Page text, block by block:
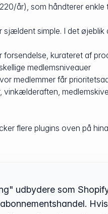
år), som håndterer enkle
simple. I det øjeblik
kurateret af
medlemsniveauer
medlemmer får
vinkælderaften,
flere plugins oven på
udbydere som